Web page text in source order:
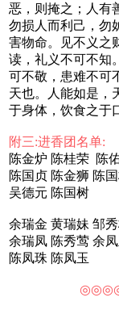
恶，则掩之；人有
勿损人而利己，勿
害物命。见不义之
读，礼义不可不知
可不敬，患难不可
天也。人能如是，
于身体，饮食之于
附三:进香团名单:
陈金炉 陈桂荣 陈
陈国贞 陈金狮 陈
吴德元 陈国树
余瑞金 黄瑞妹 邹
余瑞凤 陈秀莺 余
陈凤珠 陈凤玉